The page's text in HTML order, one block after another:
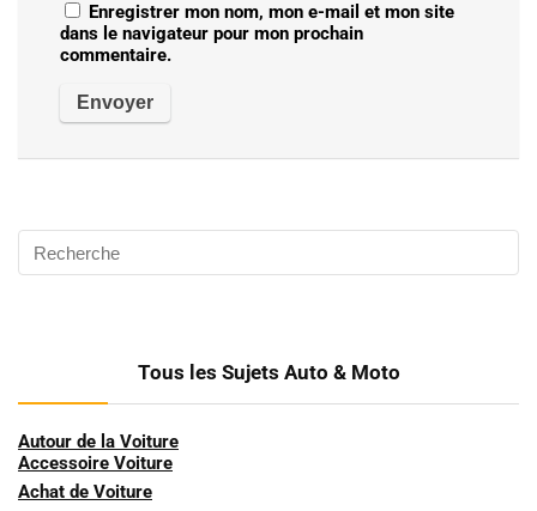
Enregistrer mon nom, mon e-mail et mon site
dans le navigateur pour mon prochain
commentaire.
Tous les Sujets Auto & Moto
Autour de la Voiture
Accessoire Voiture
Achat de Voiture